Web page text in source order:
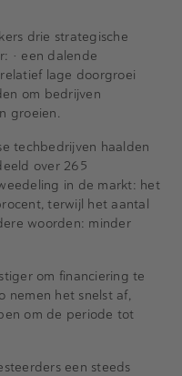
drie strategische
• een dalende
lage doorgroei
om bedrijven
groeien.
techbedrijven haalden
over 265
in de markt: het
terwijl het aantal
woorden: minder
om financiering te
nemen het snelst af,
om de periode tot
een steeds